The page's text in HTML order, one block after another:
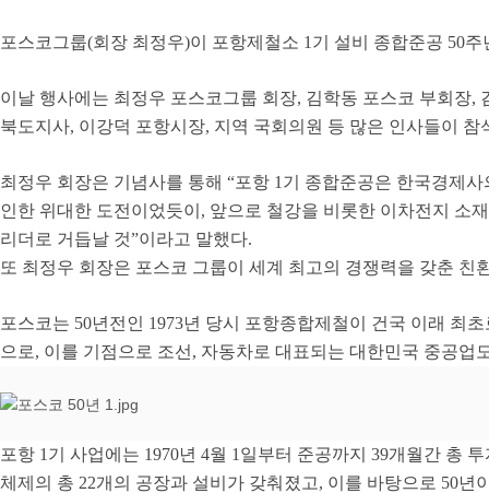
포스코그룹(회장 최정우)이 포항제철소 1 기 설비 종합준공 50주
이날 행사에는 최정우 포스코그룹 회장, 김학동 포스코 부회장,
북도지사, 이강덕 포항시장, 지역 국회의원 등 많은 인사들이 참
최정우 회장은 기념사를 통해 “포항 1 기 종합준공은 한국경제
인한 위대한 도전이었듯이 , 앞으로 철강을 비롯한 이차전지 소재
리더로 거듭날 것”이라고 말했다.
또 최정우 회장은 포스코 그룹이 세계 최고의 경쟁력을 갖춘
포스코는 50년전인 1973년 당시 포항종합제철이 건국 이래 최
으로, 이를 기점으로 조선 , 자동차로 대표되는 대한민국 중공업
포항 1 기 사업에는 1970년 4월 1 일부터 준공까지 39개월간 총
체제의 총 22개의 공장과 설비가 갖춰졌고, 이를 바탕으로 50년